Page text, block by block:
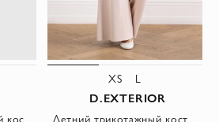
XS L
D.EXTERIOR